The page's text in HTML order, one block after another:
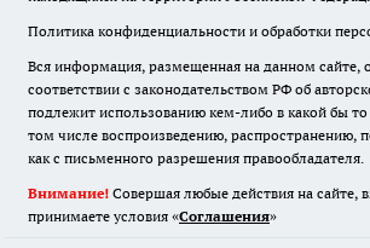
Политика конфиденциальности и обработки
Вся информация, размещенная на данном сайте,
соответствии с законодательством РФ об
подлежит использованию кем-либо в какой бы
том числе воспроизведению, распространению,
как с письменного разрешения правообладателя.
Внимание! Совершая любые действия на сайте,
принимаете условия «Cоглашения»